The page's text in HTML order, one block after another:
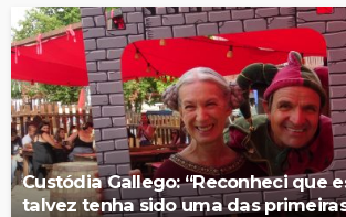
Custódia Gallego: “Reconheci que
talvez tenha sido uma das